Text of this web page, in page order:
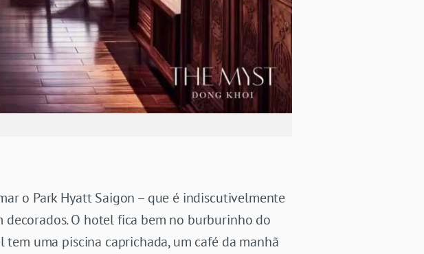
o Park Hyatt Saigon – que é indiscutivelmente
O hotel fica bem no burburinho do
uma piscina caprichada, um café da manhã